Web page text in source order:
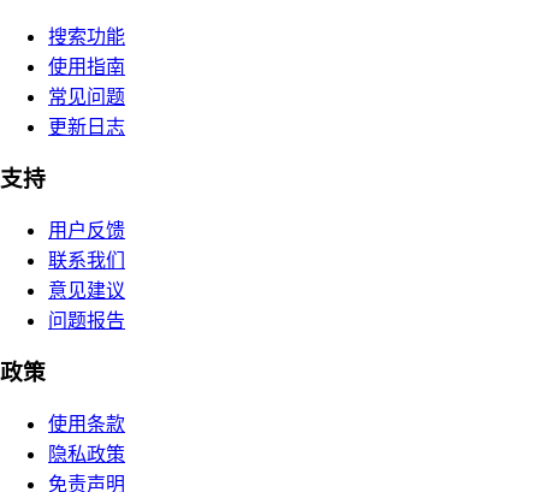
搜索功能
使用指南
常见问题
更新日志
支持
用户反馈
联系我们
意见建议
问题报告
政策
使用条款
隐私政策
免责声明